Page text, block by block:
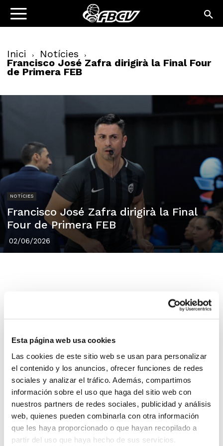
Esta página web usa cookies
Las cookies de este sitio web se usan para personalizar
el contenido y los anuncios, ofrecer funciones de redes
sociales y analizar el tráfico. Además, compartimos
información sobre el uso que haga del sitio web con
nuestros partners de redes sociales, publicidad y análisis
web, quienes pueden combinarla con otra información
que les haya proporcionado o que hayan recopilado a
partir del uso que haya hecho de sus servicios.
Inici Notícies
Francisco José Zafra dirigirà la Final Four
de Primera FEB
NOTÍCIES
Francisco José Zafra dirigirà la Final
Four de Primera FEB
02/06/2026
coneix ja al
dels seus tres partits en els quals es
posarà en joc la segona i definitiva plaça
d'ascens a la Lliga Endesa. Set àrbitres i
dos comissaris entre els quals estarà
l'àrbitre FBCV Francisco José Zafra.
Zafra ha participat esta temporada en